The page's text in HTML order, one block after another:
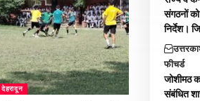
देहरादून
संगठनों
निर्देश।
फीचर्ड
जोशीमठ
संबंधित